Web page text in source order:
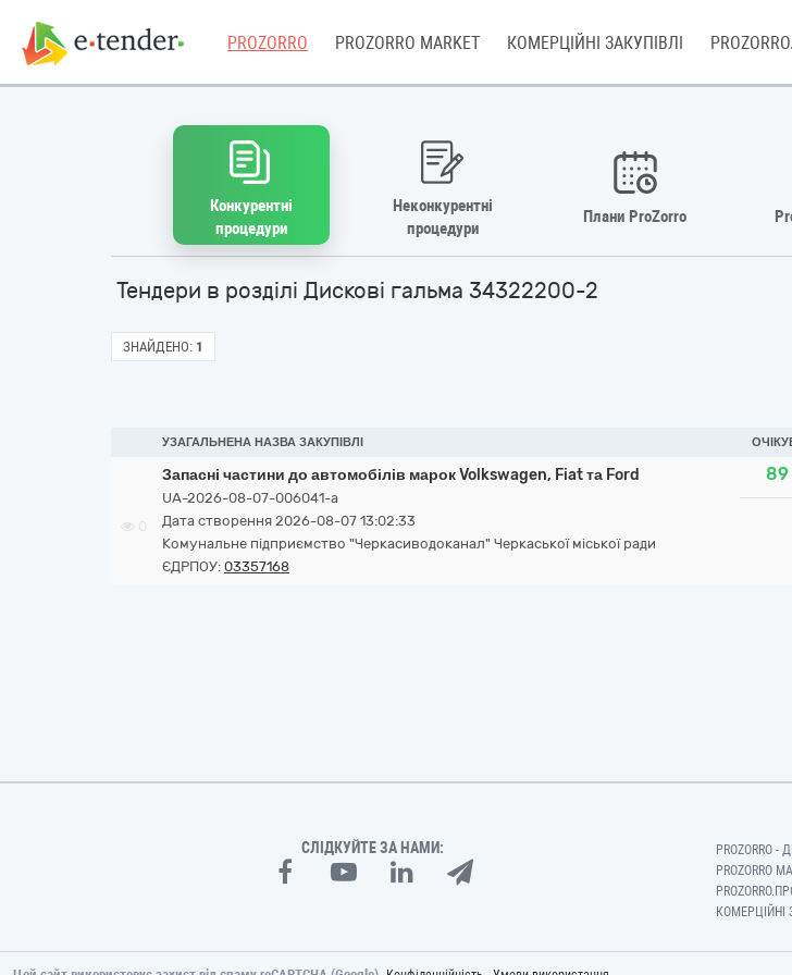
PROZORRO PROZORRO MARKET КОМЕРЦІЙНІ ЗАКУПІВЛІ
Конкурентні
процедури
Неконкурентні
процедури
Плани ProZorro
Тендери в розділі Дискові гальма 34322200-2
ЗНАЙДЕНО: 1
УЗАГАЛЬНЕНА НАЗВА ЗАКУПІВЛІ
Запасні частини до автомобілів марок Volkswagen, Fiat та Ford
UA-2026-08-07-006041-a
Дата створення 2026-08-07 13:02:33
Комунальне підприємство "Черкасиводоканал" Черкаської міської ради
ЄДРПОУ: 03357168
89
СЛІДКУЙТЕ ЗА НАМИ:
PROZORRO -
PROZORRO
КОМЕРЦІЙНІ